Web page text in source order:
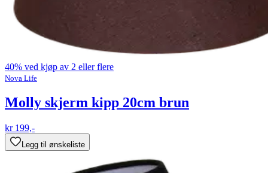
40% ved kjøp av 2 eller flere
Nova Life
Molly skjerm kipp 20cm brun
kr 199,-
Legg til ønskeliste